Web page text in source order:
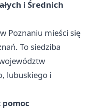
i Średnich
Poznaniu mieści się
To siedziba
lubuskiego i
pomoc